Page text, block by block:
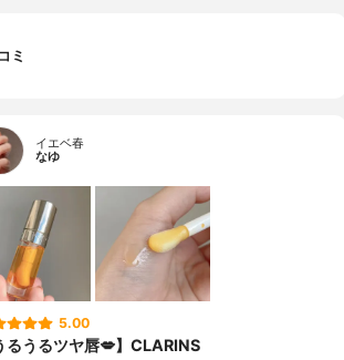
ミ
イエベ春
なゆ
5.00
るうるツヤ唇💋】CLARINS